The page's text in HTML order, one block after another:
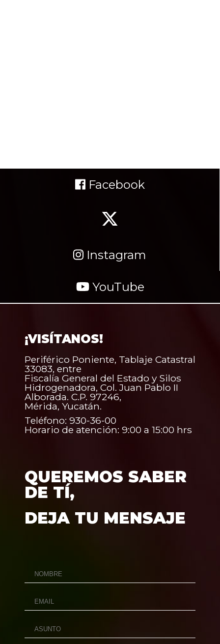
Facebook
Instagram
YouTube
¡VISÍTANOS!
Periférico Poniente, Tablaje Catastral
33083, entre
Fiscalía General del Estado y Silos
Hidrogenadora, Col. Juan Pablo II
Alborada. C.P. 97246,
Mérida, Yucatán.
Teléfono: 930-36-00
Horario de atención: 9:00 a 15:00 hrs
QUEREMOS SABER
DE TÍ,
DEJA TU MENSAJE